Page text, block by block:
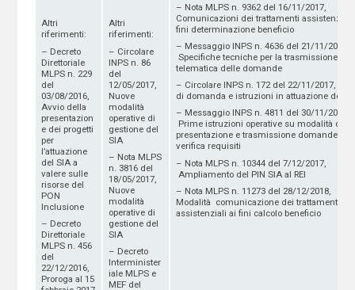
Altri
riferimenti:
– Decreto
Direttoriale
MLPS n. 229
del
03/08/2016,
Avvio della
presentazion
e dei progetti
per
l’attuazione
del SIA a
valere sulle
risorse del
PON
Inclusione
– Decreto
Direttoriale
MLPS n. 456
del
22/12/2016,
Proroga al 15
Altri
riferimenti:
– Circolare
INPS n. 86
del
12/05/2017,
Nuove
modalità
operative di
gestione del
SIA
– Nota MLPS
n. 3816 del
18/05/2017,
Nuove
modalità
operative di
gestione del
SIA
– Decreto
Interminister
iale MLPS e
MEF del
– Nota MLPS n. 9362 del 16/11/2017,
Comunicazioni dei trattamenti assistenziali
fini determinazione beneficio
– Messaggio INPS n. 4636 del 21/11/2017,
Specifiche tecniche per la trasmissione
telematica delle domande
– Circolare INPS n. 172 del 22/11/2017,
di domanda e istruzioni in attuazione del
– Messaggio INPS n. 4811 del 30/11/2017,
Prime istruzioni operative su modalità di
presentazione e trasmissione domande e
verifica requisiti
– Nota MLPS n. 10344 del 7/12/2017,
Ampliamento del PIN SIA al REI
– Nota MLPS n. 11273 del 28/12/2018,
Modalità comunicazione dei trattamenti
assistenziali ai fini calcolo beneficio